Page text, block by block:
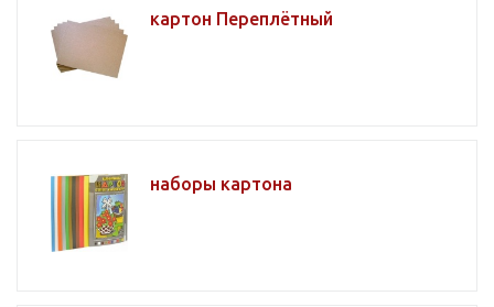
картон Переплётный
наборы картона